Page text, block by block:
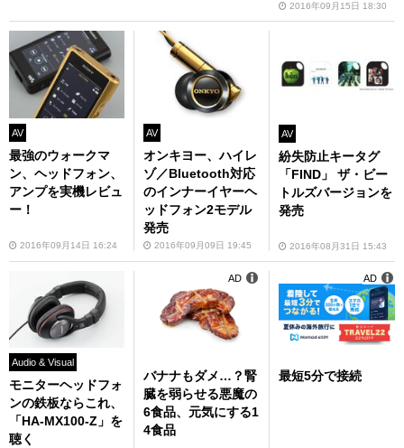
2016年09月15日 18:30
AV
最強のウォークマ
ン、ヘッドフォン、
アンプを実機レビュ
ー！
2016年09月14日 16:24
AV
オンキヨー、ハイレ
ゾ／Bluetooth対応
のインナーイヤーヘ
ッドフォン2モデル
発売
2016年09月09日 19:45
AV
紛失防止キータグ
「FIND」 ザ・ビー
トルズバージョンを
発売
2016年08月31日 15:43
Audio & Visual
モニターヘッドフォ
ンの鉄板ならこれ、
「HA-MX100-Z」を
聴く
バナナもダメ…？腎
臓を弱らせる悪魔の
6食品、元気にする1
4食品
AD
最短5分で接続
AD